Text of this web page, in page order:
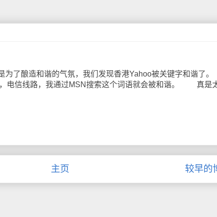
了酿造和谐的气氛，我们发现香港Yahoo被关键字和谐
，电信线路，我通过MSN搜索这个词语就会被和谐。 真是
较早的
主页